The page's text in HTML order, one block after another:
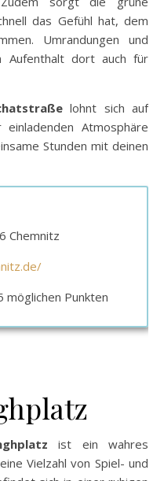
das Gefühl hat, dem
Umrandungen und
Aufenthalt dort auch für
lohnt sich auf
Atmosphäre
Stunden mit deinen
Chemnitz
möglichen Punkten
ist ein wahres
Vielzahl von Spiel- und